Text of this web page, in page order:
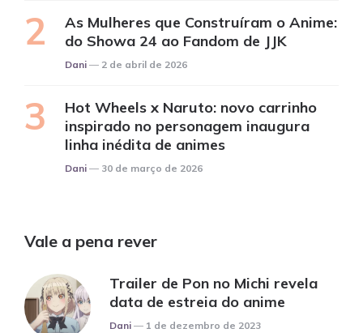
As Mulheres que Construíram o Anime:
do Showa 24 ao Fandom de JJK
Posted
Dani 2 de abril de 2026
Hot Wheels x Naruto: novo carrinho
inspirado no personagem inaugura
linha inédita de animes
Posted
Dani 30 de março de 2026
Vale a pena rever
Trailer de Pon no Michi revela
data de estreia do anime
Posted
Dani 1 de dezembro de 2023